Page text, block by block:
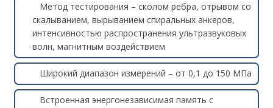
Метод тестирования – сколом ребра, отрывом со
скалыванием, вырыванием спиральных анкеров,
интенсивностью распространения ультразвуковых
волн, магнитным воздействием
Широкий диапазон измерений – от 0,1 до 150 МПа
Встроенная энергонезависимая память с